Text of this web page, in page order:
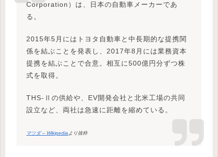
Corporation）は、日本の自動車メーカーであ
る。
2015年5月にはトヨタ自動車と中長期的な提携関
係を結ぶことを発表し、2017年8月には業務資本
提携を結ぶことで合意。相互に500億円分ずつ株
式を取得。
THS-Ⅱの供給や、EV開発会社と北米工場の共同
設立など、両社は急速に距離を縮めている。
マツダ – Wikipediaより抜粋